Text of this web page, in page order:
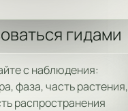
гидами
с наблюдения:
фаза, часть растения,
распространения